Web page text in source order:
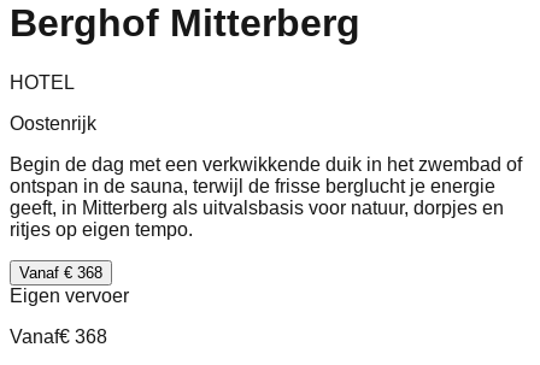
Berghof Mitterberg
HOTEL
Oostenrijk
Begin de dag met een verkwikkende duik in het zwembad of
ontspan in de sauna, terwijl de frisse berglucht je energie
geeft, in Mitterberg als uitvalsbasis voor natuur, dorpjes en
ritjes op eigen tempo.
Vanaf € 368
Eigen vervoer
Vanaf€ 368